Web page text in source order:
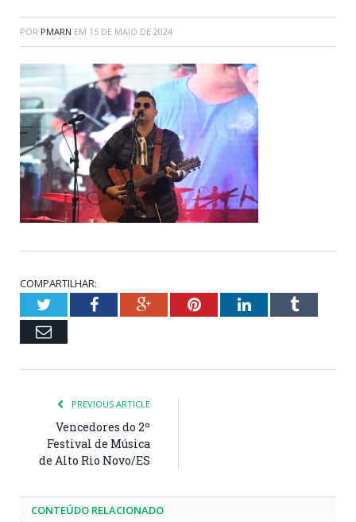
POR PMARN EM 15 DE MAIO DE 2024
COMPARTILHAR:
TwitterFacebookGoogle+PinterestLinkedInTumblr
Email
PREVIOUS ARTICLE
Vencedores do 2º
Festival de Música
de Alto Rio Novo/ES
CONTEÚDO RELACIONADO